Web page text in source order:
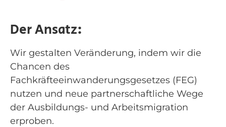
Der Ansatz:
Wir gestalten Veränderung, indem wir die
Chancen des
Fachkräfteeinwanderungsgesetzes (FEG)
nutzen und neue partnerschaftliche Wege
der Ausbildungs- und Arbeitsmigration
erproben.